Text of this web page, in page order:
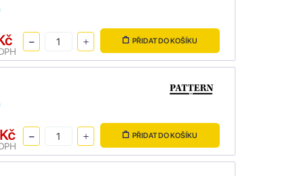
PŘIDAT DO KOŠÍKU
PŘIDAT DO KOŠÍKU